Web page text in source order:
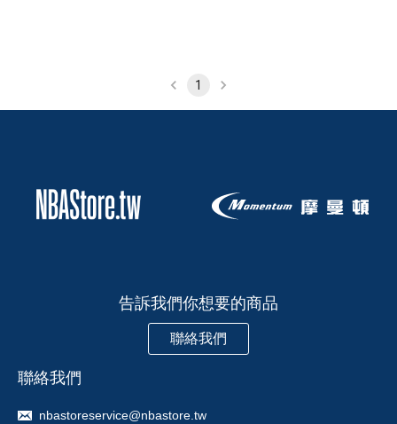
1
告訴我們你想要的商品
聯絡我們
聯絡我們
nbastoreservice@nbastore.tw